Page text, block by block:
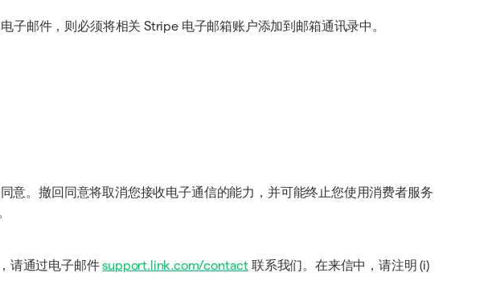
邮件，则必须将相关 Stripe 电子邮箱账户添加到邮箱通讯录中。
。撤回同意将取消您接收电子通信的能力，并可能终止您使用消费者服务
请通过电子邮件support.link.com/contact 联系我们。在来信中，请注明 (i)